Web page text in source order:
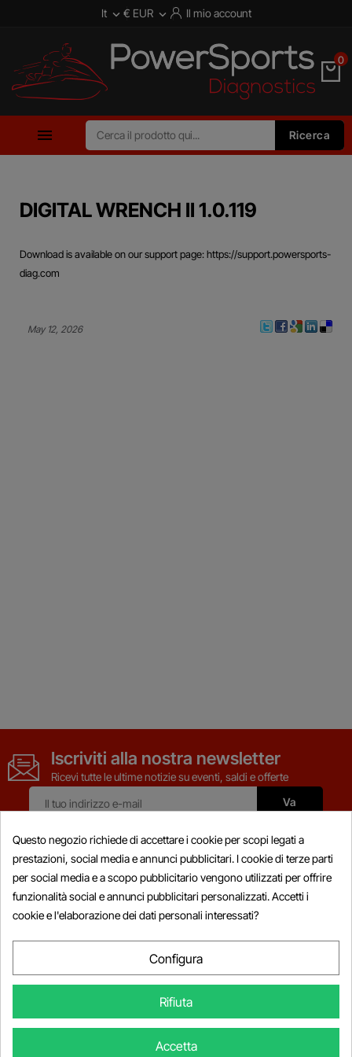
It  € EUR  Il mio account
0
 Ricerca
DIGITAL WRENCH II 1.0.119
Download is available on our support page: https://support.powersports-
diag.com
May 12, 2026
Iscriviti alla nostra newsletter
Ricevi tutte le ultime notizie su eventi, saldi e offerte
Prodotti
Informazioni
Informazioni Sul Negozio 
© Copyright 2026 Powersports-diag.com (Intercoding INC), Tutti i
Questo negozio richiede di accettare i cookie per scopi legati a
prestazioni, social media e annunci pubblicitari. I cookie di terze parti
per social media e a scopo pubblicitario vengono utilizzati per offrire
funzionalità social e annunci pubblicitari personalizzati. Accetti i
cookie e l'elaborazione dei dati personali interessati?
Configura
Rifiuta
Accetta